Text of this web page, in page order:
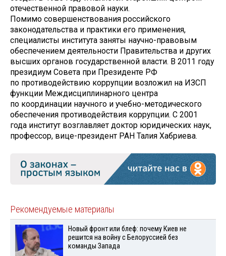
отечественной правовой науки.
Помимо совершенствования российского
законодательства и практики его применения,
специалисты института заняты научно-правовым
обеспечением деятельности Правительства и других
высших органов государственной власти. В 2011 году
президиум Совета при Президенте РФ
по противодействию коррупции возложил на ИЗСП
функции Междисциплинарного центра
по координации научного и учебно-методического
обеспечения противодействия коррупции. С 2001
года институт возглавляет доктор юридических наук,
профессор, вице-президент РАН Талия Хабриева.
Рекомендуемые материалы
Новый фронт или блеф: почему Киев не
решится на войну с Белоруссией без
команды Запада